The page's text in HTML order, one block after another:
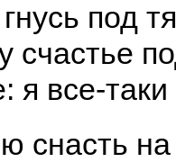
под
счастье
я все-
снасть